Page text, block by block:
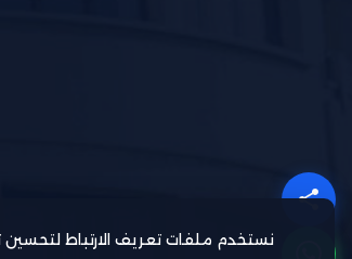
نستخدم ملفات تعريف الارتباط لتحسين